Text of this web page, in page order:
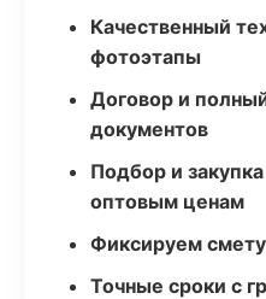
Качественный
фотоэтапы
Договор и
документов
Подбор и
оптовым ценам
Фиксируем
Точные сроки с